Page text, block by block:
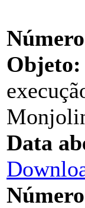
Objeto:
Data